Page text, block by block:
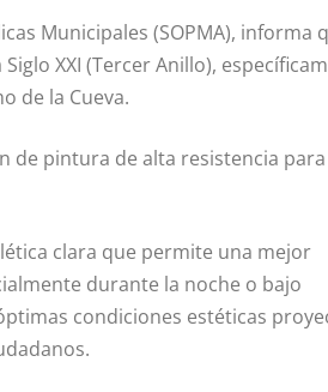
Municipales (SOPMA), informa
XXI (Tercer Anillo),
de la Cueva.
de pintura de alta resistencia para
clara que permite una mejor
durante la noche o bajo
condiciones estéticas